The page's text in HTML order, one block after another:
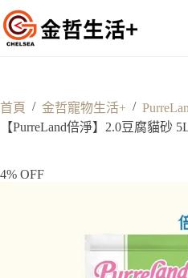
跳
至
主
容
首頁 / 金哲寵物生活+ /
【PurreLand倍淨】2.0豆腐貓砂
4% OFF